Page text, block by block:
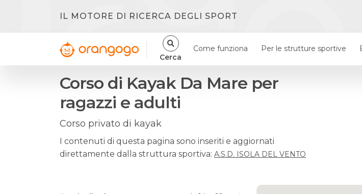
IL MOTORE DI RICERCA DEGLI SPORT
Cerca
Come funziona Per le strutture sportive
Corso di Kayak Da Mare per
ragazzi e adulti
Corso privato di kayak
I contenuti di questa pagina sono inseriti e aggiornati
direttamente dalla struttura sportiva: A.S.D. ISOLA DEL VENTO